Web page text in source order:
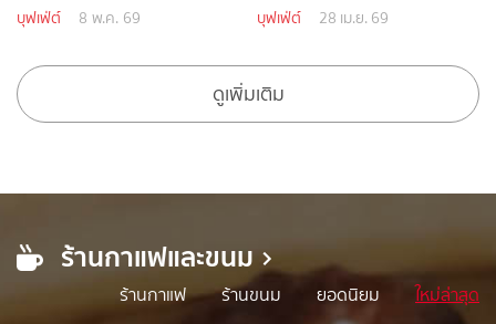
บุฟเฟ่ต์ 8 พ.ค. 69 บุฟเฟ่ต์ 28 เม.ย. 69
ดูเพิ่มเติม
ร้านกาแฟและขนม
ใหม่ล่าสุด
ยอดนิยม
ร้านขนม
ร้านกาแฟ